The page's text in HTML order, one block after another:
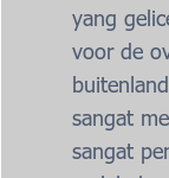
yang
voor de
sangat
sangat